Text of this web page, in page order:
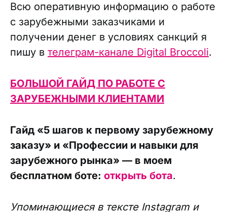
Всю оперативную информацию о работе
с зарубежными заказчиками и
получении денег в условиях санкций я
пишу в телеграм-канале Digital Broccoli.
БОЛЬШОЙ ГАЙД ПО РАБОТЕ С
ЗАРУБЕЖНЫМИ КЛИЕНТАМИ
Гайд «5 шагов к первому зарубежному
заказу» и «Профессии и навыки для
зарубежного рынка» — в моем
бесплатном боте: открыть бота.
Упоминающиеся в тексте Instagram и